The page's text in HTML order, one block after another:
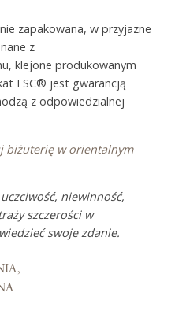
zapakowana, w przyjazne
z
klejone produkowanym
FSC® jest gwarancją
z odpowiedzialnej
biżuterię w orientalnym
niewinność,
szczerościw
swoje zdanie.